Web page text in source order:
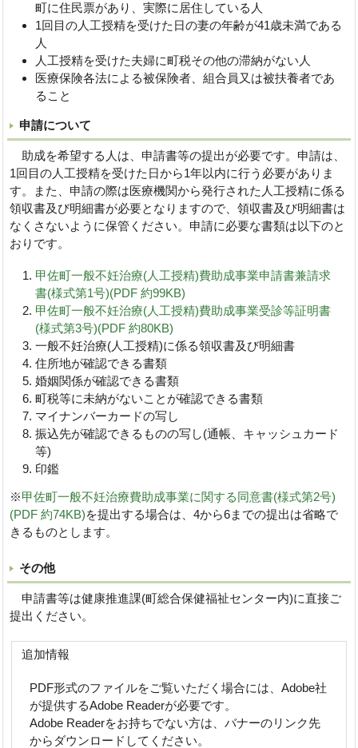
町に住民票があり、実際に居住している人
1回目の人工授精を受けた日の妻の年齢が41歳未満である
人
人工授精を受けた夫婦に町税その他の滞納がない人
医療保険各法による被保険者、組合員又は被扶養者であ
ること
申請について
助成を希望する人は、申請書等の提出が必要です。申請は、
1回目の人工授精を受けた日から1年以内に行う必要がありま
す。また、申請の際は医療機関から発行された人工授精に係る
領収書及び明細書が必要となりますので、領収書及び明細書は
なくさないように保管ください。申請に必要な書類は以下のと
おりです。
甲佐町一般不妊治療(人工授精)費助成事業申請書兼請求
書(様式第1号)(PDF 約99KB)
甲佐町一般不妊治療(人工授精)費助成事業受診等証明書
(様式第3号)(PDF 約80KB)
一般不妊治療(人工授精)に係る領収書及び明細書
住所地が確認できる書類
婚姻関係が確認できる書類
町税等に未納がないことが確認できる書類
マイナンバーカードの写し
振込先が確認できるものの写し(通帳、キャッシュカード
等)
印鑑
※甲佐町一般不妊治療費助成事業に関する同意書(様式第2号)
(PDF 約74KB)を提出する場合は、4から6までの提出は省略で
きるものとします。
その他
申請書等は健康推進課(町総合保健福祉センター内)に直接ご
提出ください。
追加情報
PDF形式のファイルをご覧いただく場合には、Adobe社
が提供するAdobe Readerが必要です。
Adobe Readerをお持ちでない方は、バナーのリンク先
からダウンロードしてください。